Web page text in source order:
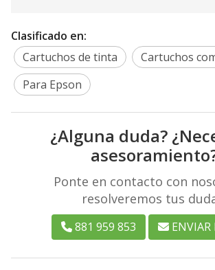
Clasificado en:
Cartuchos de tinta
Cartuchos
Para Epson
¿Alguna duda?
Ponte en contacto con
resolveremos tus
881 959 853